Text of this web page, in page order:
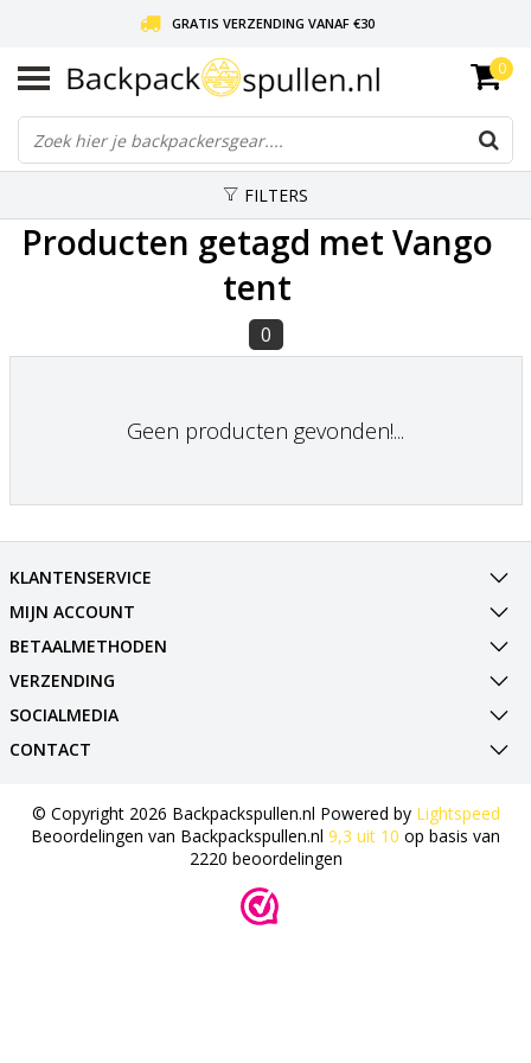
GRATIS VERZENDING VANAF €30
LIEFDE VOOR BACKPACKEN!
30 DAGEN GRATIS RETOUR
0
FILTERS
Producten getagd met Vango
tent
0
Geen producten gevonden!...
KLANTENSERVICE
MIJN ACCOUNT
BETAALMETHODEN
VERZENDING
SOCIALMEDIA
CONTACT
© Copyright 2026 Backpackspullen.nl Powered by Lightspeed
Beoordelingen van Backpackspullen.nl 9,3 uit 10 op basis van
2220 beoordelingen